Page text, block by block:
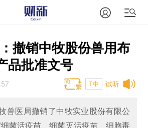
撤销中牧股份兽用布
品批准文号
试听
T中
兽医局撤销了中牧实业股份有限公
菌活疫苗、细菌灭活疫苗、细胞毒